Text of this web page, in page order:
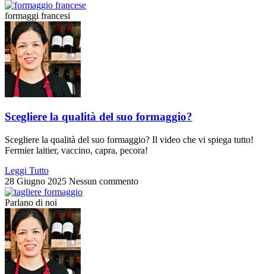
formaggi francesi
Scegliere la qualità del suo formaggio?
Scegliere la qualità del suo formaggio? Il video che vi spiega tutto!
Fermier laitier, vaccino, capra, pecora!
Leggi Tutto
28 Giugno 2025 Nessun commento
Parlano di noi